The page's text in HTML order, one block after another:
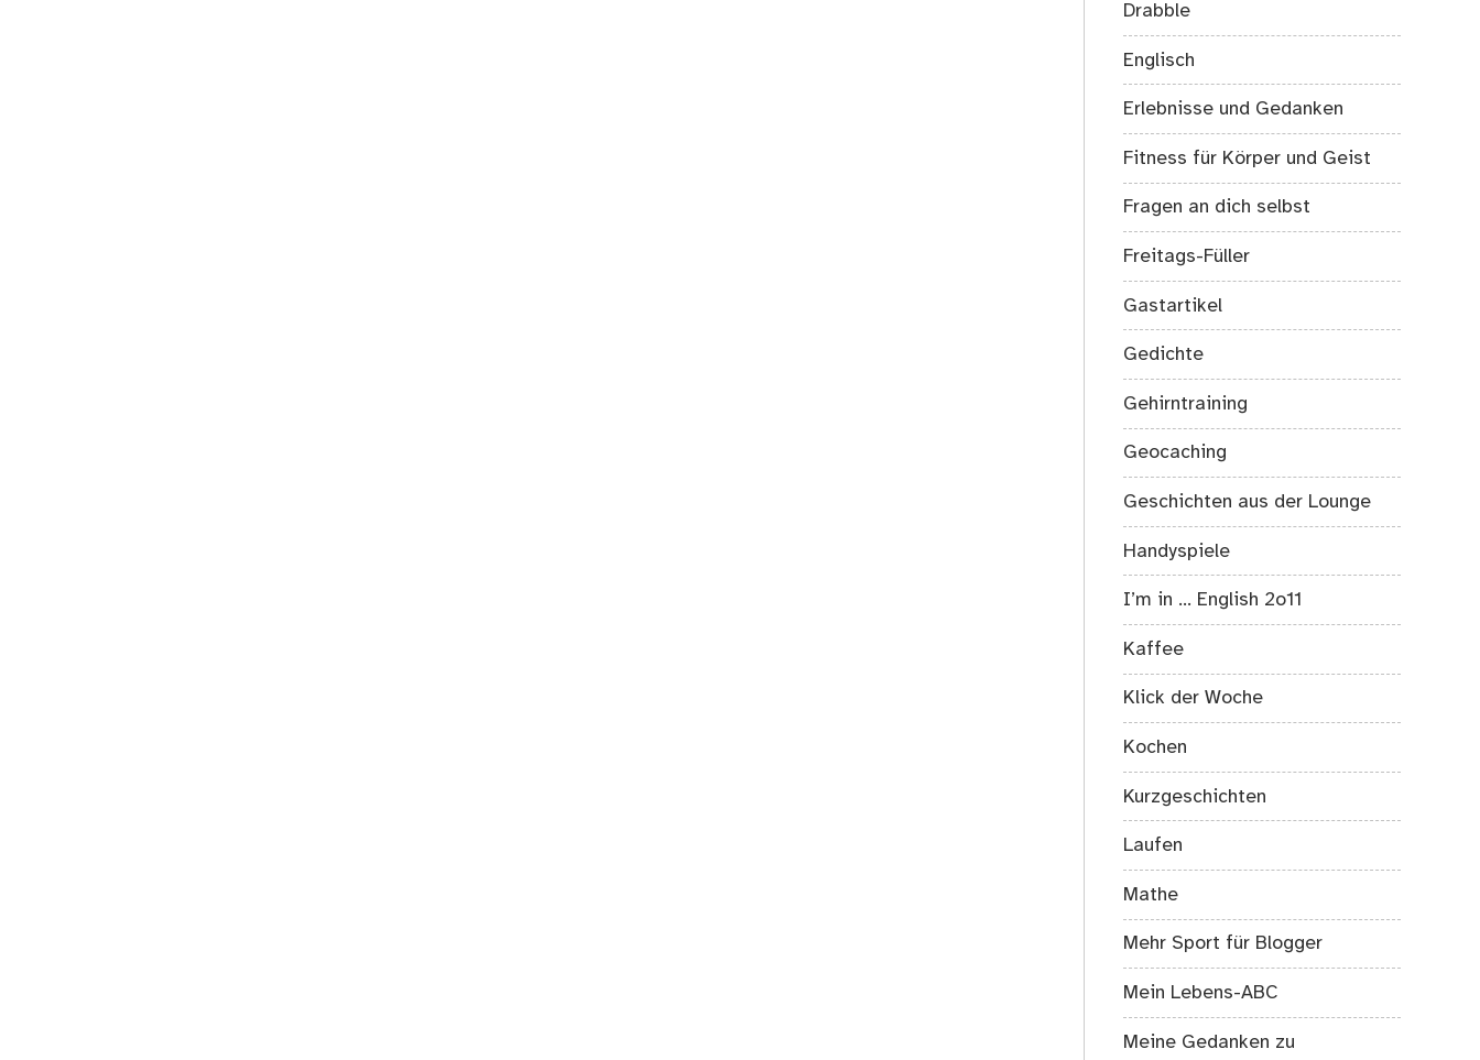
Drabble
Englisch
Erlebnisse und Gedanken
Fitness für Körper und Geist
Fragen an dich selbst
Freitags-Füller
Gastartikel
Gedichte
Gehirntraining
Geocaching
Geschichten aus der Lounge
Handyspiele
I’m in … English 2o11
Kaffee
Klick der Woche
Kochen
Kurzgeschichten
Laufen
Mathe
Mehr Sport für Blogger
Mein Lebens-ABC
Meine Gedanken zu